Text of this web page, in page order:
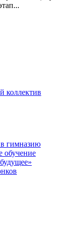
коллектив
гимназию
обучение